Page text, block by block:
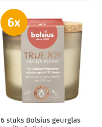
6 stuks Bolsius geurglas